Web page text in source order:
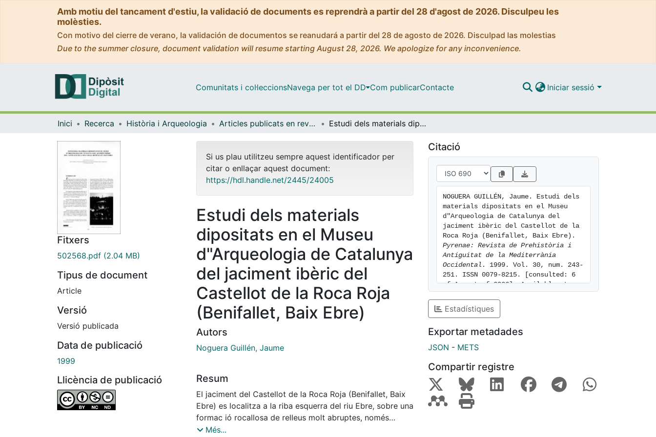
Amb motiu del tancament d'estiu, la validació de documents es reprendrà a partir del 28 d'agost de 2026. Disculpeu les
molèsties.
Con motivo del cierre de verano, la validación de documentos se reanudará a partir del 28 de agosto de 2026. Disculpad las molestias
Due to the summer closure, document validation will resume starting August 28, 2026. We apologize for any inconvenience.
Comunitats i col·leccionsNavega per tot el DD Com publicarContacte Iniciar sessió
Inici Recerca Història i Arqueologia Articles publicats en revistes (Història i Arqueologia) Estudi dels materials dipositats en el Museu d"Arqueologia de Catalunya del jaciment ibèric del Castellot de la Roca Roja (Benifallet, Baix Ebre)
Fitxers
502568.pdf (2.04 MB)
Tipus de document
Article
Versió
Versió publicada
Data de publicació
1999
Llicència de publicació
Si us plau utilitzeu sempre aquest identificador per
citar o enllaçar aquest document:
https://hdl.handle.net/2445/24005
Estudi dels materials
dipositats en el Museu
d"Arqueologia de Catalunya
del jaciment ibèric del
Castellot de la Roca Roja
(Benifallet, Baix Ebre)
Autors
Noguera Guillén, Jaume
Resum
El jaciment del Castellot de la Roca Roja (Benifallet, Baix
Ebre) es localitza a la riba esquerra del riu Ebre, sobre una
formac ió rocallosa de relleus molt abruptes, només
accessible per I' extrem septentrional, on es va construir
Més...
Citació
NOGUERA GUILLÉN, Jaume. Estudi dels
materials dipositats en el Museu
d"Arqueologia de Catalunya del
jaciment ibèric del Castellot de la
Pyrenae: Revista de Prehistòria i
Antiguitat de la Mediterrània
Occidental . 1999. Vol. 30, num. 243-
251. ISSN 0079-8215. [consulted: 6
of August of 2026]. Available at:
Estadístiques
Exportar metadades
JSON - METS
Compartir registre